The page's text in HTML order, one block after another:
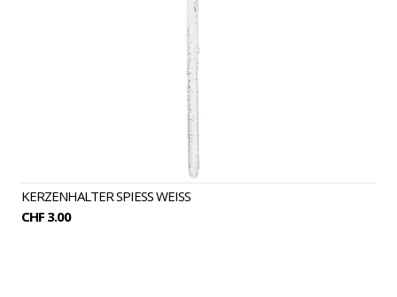
KERZENHALTER SPIESS WEISS
CHF 3.00